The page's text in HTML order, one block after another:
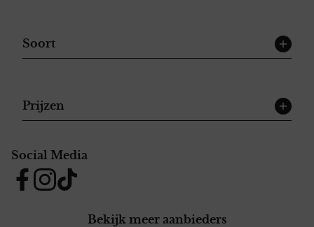
met luxe, kwaliteit en vakmanschap als basis. Of je nu houdt
van klassieke elegantie, verfijnde details of opvallende
Nederland is er altijd een vestiging dichtbij waar jullie van harte
Ontwerp jullie droomringen en krijg de tweede trouwring
van ons cadeau!
Soort
Prijzen
Social Media
Facebook
Instagram
Tiktok
Bekijk meer aanbieders